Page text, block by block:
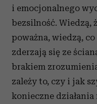
i emocjonalnego
bezsilność. Wiedzą,
poważna, wiedzą,
zderzają się ze
brakiem
zależy to, czy i jak
konieczne działania